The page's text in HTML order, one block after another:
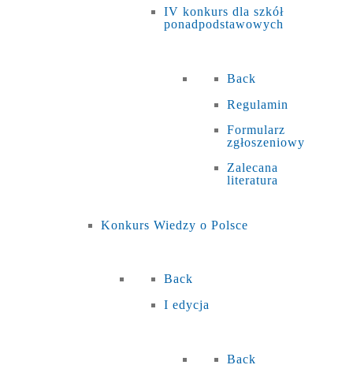
IV konkurs dla szkół
ponadpodstawowych
Back
Regulamin
Formularz
zgłoszeniowy
Zalecana
literatura
Konkurs Wiedzy o Polsce
Back
I edycja
Back